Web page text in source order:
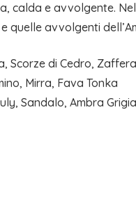
calda e avvolgente.
quelle avvolgenti
Scorze di Cedro,
Mirra, Fava Tonka
Sandalo, Ambra